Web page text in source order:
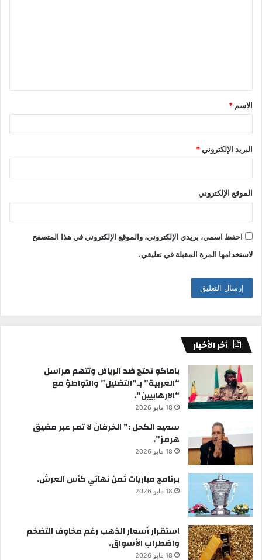
ق
*
الاسم *
البريد الإلكتروني*
الموقع الإلكتروني
احفظ اسمي، بريدي الإلكتروني، والموقع الإلكتروني في هذا المتصفح
لاستخدامها المرة المقبلة في تعليقي.
أخر الأخبار
باماكو تحتج ضد الرياض وتتهم مراسل
“العربية” بـ”التضليل” والتواطؤ مع
“الإرهابيين”.
18 مايو 2026
سعيد الكحل :” الخرفان لا تمر عبر مضيق
هرمز”.
18 مايو 2026
برنامج مباريات ثمن نهائي كأس العرش.
18 مايو 2026
استقرار أسعار الذهب رغم مخاوف التضخم
واضطراب الأسواق.
18 مايو 2026